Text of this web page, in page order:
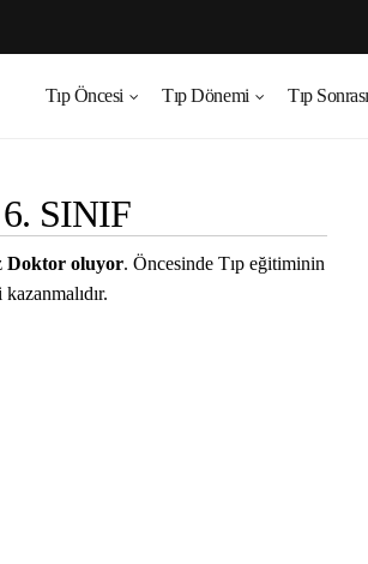
Tıp Öncesi Tıp Dönemi Tıp Sonrası
6. SINIF
Doktor oluyor. Öncesinde Tıp eğitiminin